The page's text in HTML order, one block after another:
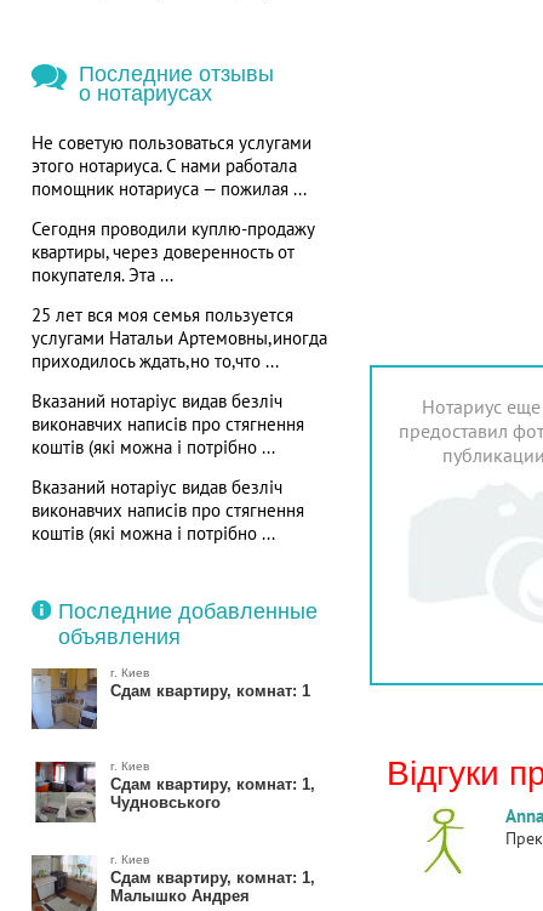
Последние отзывы
о нотариусах
Не советую пользоваться услугами
этого нотариуса. С нами работала
помощник нотариуса — пожилая ...
Сегодня проводили куплю-продажу
квартиры, через доверенность от
покупателя. Эта ...
25 лет вся моя семья пользуется
услугами Натальи Артемовны,иногда
приходилось ждать,но то,что ...
Вказаний нотаріус видав безліч
виконавчих написів про стягнення
коштів (які можна і потрібно ...
Вказаний нотаріус видав безліч
виконавчих написів про стягнення
коштів (які можна і потрібно ...
Последние добавленные
объявления
г. Киев
Сдам квартиру, комнат: 1
г. Киев
Сдам квартиру, комнат: 1,
Чудновського
г. Киев
Сдам квартиру, комнат: 1,
Малышко Андрея
Нотариус
предоставил
Відгуки